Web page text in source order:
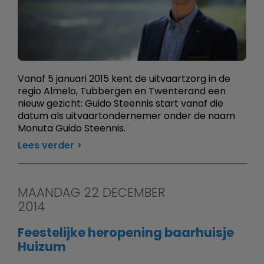
Vanaf 5 januari 2015 kent de uitvaartzorg in de
regio Almelo, Tubbergen en Twenterand een
nieuw gezicht: Guido Steennis start vanaf die
datum als uitvaartondernemer onder de naam
Monuta Guido Steennis.
Lees verder
MAANDAG 22 DECEMBER
2014
Feestelijke heropening baarhuisje
Huizum